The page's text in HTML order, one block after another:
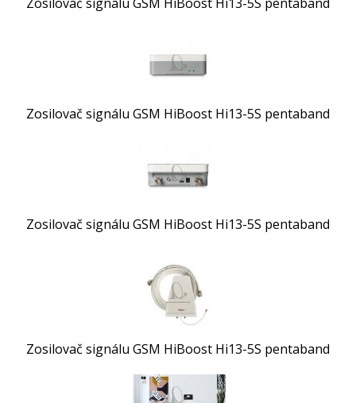
Zosilovač signálu GSM HiBoost Hi13-5S pentaband
Zosilovač signálu GSM HiBoost Hi13-5S pentaband
Zosilovač signálu GSM HiBoost Hi13-5S pentaband